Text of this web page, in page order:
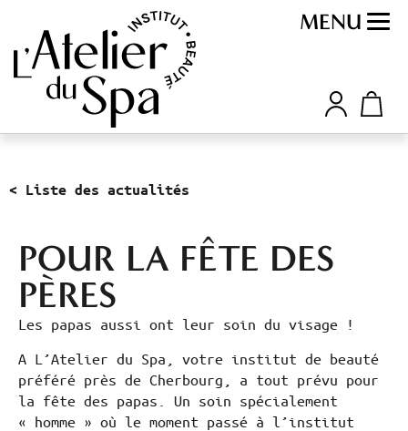
MENU
< Liste des actualités
POUR LA FÊTE DES
PÈRES
Les papas aussi ont leur soin du visage !
A L’Atelier du Spa, votre institut de beauté
préféré près de Cherbourg, a tout prévu pour
la fête des papas. Un soin spécialement
« homme » où le moment passé à l’institut